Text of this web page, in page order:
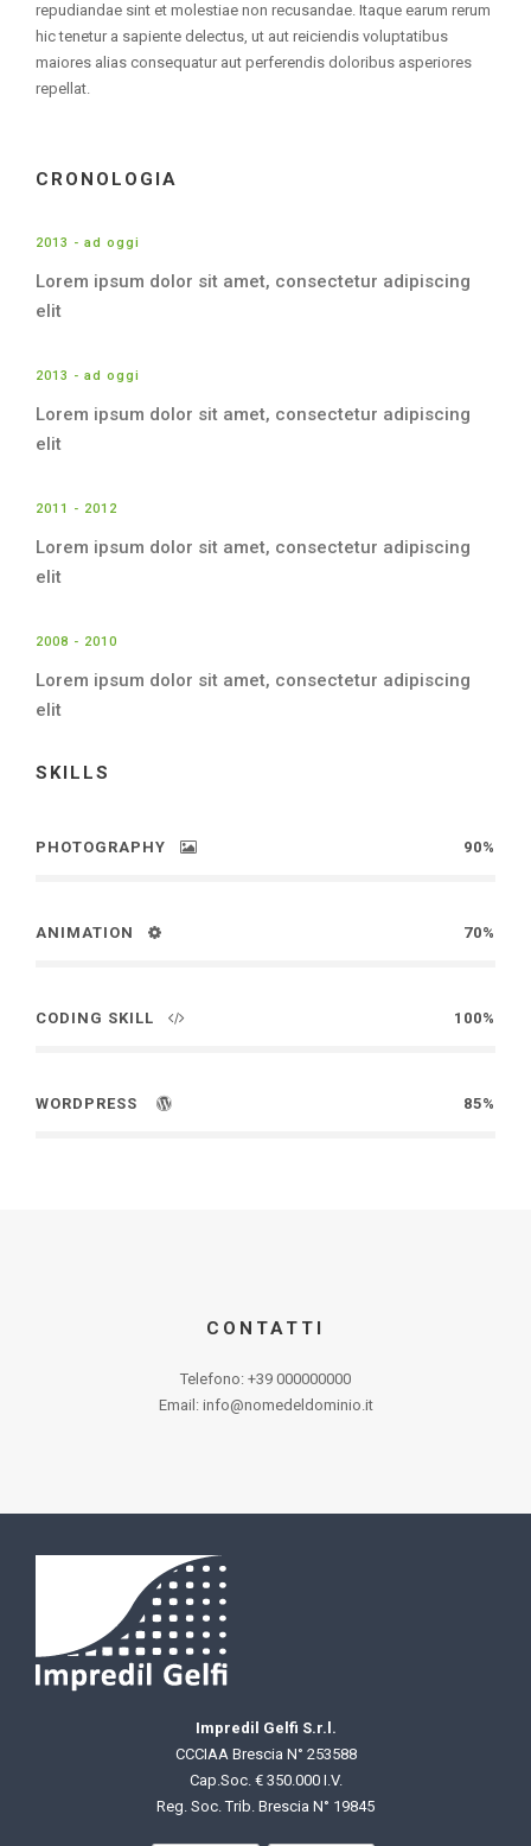
repudiandae sint et molestiae non recusandae. Itaque earum rerum
hic tenetur a sapiente delectus, ut aut reiciendis voluptatibus
maiores alias consequatur aut perferendis doloribus asperiores
repellat.
CRONOLOGIA
2013 - ad oggi
Lorem ipsum dolor sit amet, consectetur adipiscing
elit
2013 - ad oggi
Lorem ipsum dolor sit amet, consectetur adipiscing
elit
2011 - 2012
Lorem ipsum dolor sit amet, consectetur adipiscing
elit
2008 - 2010
Lorem ipsum dolor sit amet, consectetur adipiscing
elit
SKILLS
PHOTOGRAPHY 90%
ANIMATION 70%
CODING SKILL 100%
WORDPRESS 85%
CONTATTI
Telefono: +39 000000000
Email: info@nomedeldominio.it
Impredil Gelfi S.r.l.
CCCIAA Brescia N° 253588
Cap.Soc. € 350.000 I.V.
Reg. Soc. Trib. Brescia N° 19845